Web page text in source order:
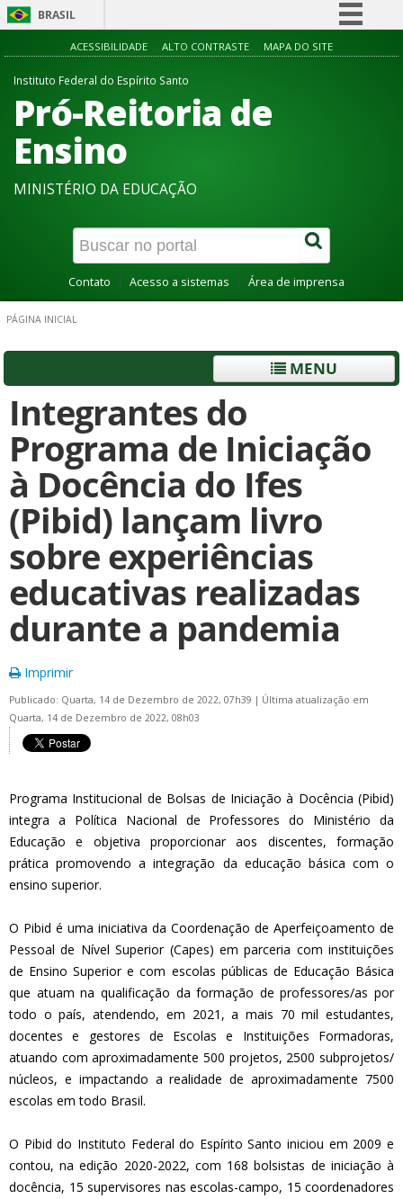
BRASIL
Simplifique!
Acesso à informação
ACESSIBILIDADE ALTO CONTRASTE MAPA DO SITE
Instituto Federal do Espírito Santo
Pró-Reitoria de
Ensino
MINISTÉRIO DA EDUCAÇÃO
Contato Acesso a sistemas Área de imprensa
PÁGINA INICIAL
MENU
Integrantes do
Programa de Iniciação
à Docência do Ifes
(Pibid) lançam livro
sobre experiências
educativas realizadas
durante a pandemia
Imprimir
Publicado: Quarta, 14 de Dezembro de 2022, 07h39 | Última atualização em
Quarta, 14 de Dezembro de 2022, 08h03
Programa Institucional de Bolsas de Iniciação à Docência (Pibid)
integra a Política Nacional de Professores do Ministério da
Educação e objetiva proporcionar aos discentes, formação
prática promovendo a integração da educação básica com o
ensino superior.
O Pibid é uma iniciativa da Coordenação de Aperfeiçoamento de
Pessoal de Nível Superior (Capes) em parceria com instituições
de Ensino Superior e com escolas públicas de Educação Básica
que atuam na qualificação da formação de professores/as por
todo o país, atendendo, em 2021, a mais 70 mil estudantes,
docentes e gestores de Escolas e Instituições Formadoras,
atuando com aproximadamente 500 projetos, 2500 subprojetos/
núcleos, e impactando a realidade de aproximadamente 7500
escolas em todo Brasil.
O Pibid do Instituto Federal do Espírito Santo iniciou em 2009 e
contou, na edição 2020-2022, com 168 bolsistas de iniciação à
docência, 15 supervisores nas escolas-campo, 15 coordenadores